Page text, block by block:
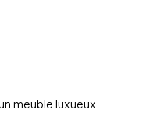
meuble luxueux